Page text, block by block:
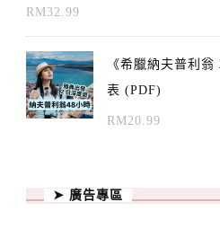
RM32.99
《希臘納夫普利
表 (PDF)
RM20.99
➤ 廣告專區